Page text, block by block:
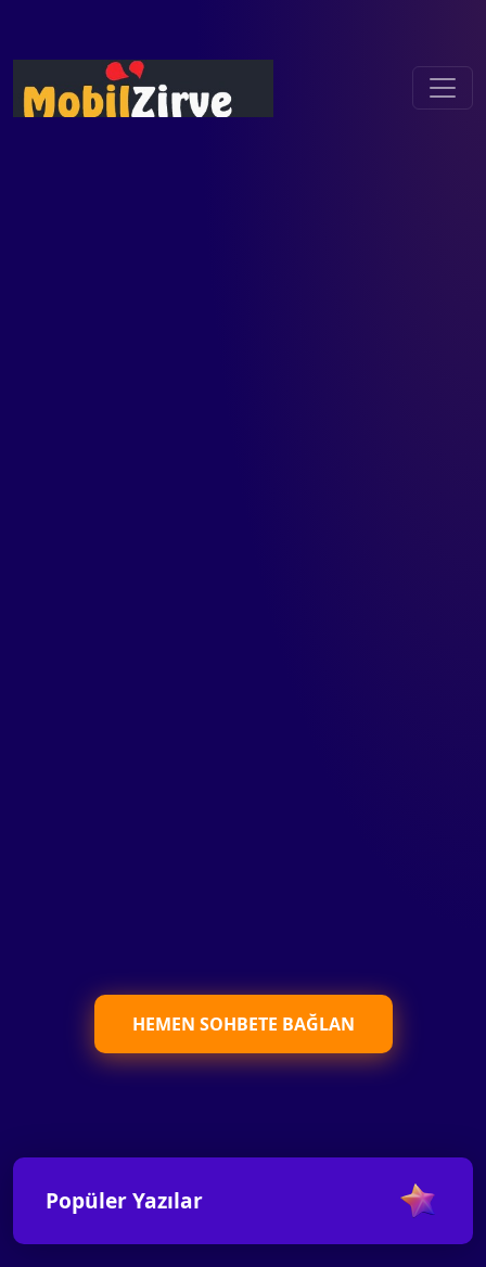
HEMEN SOHBETE BAĞLAN
Popüler Yazılar